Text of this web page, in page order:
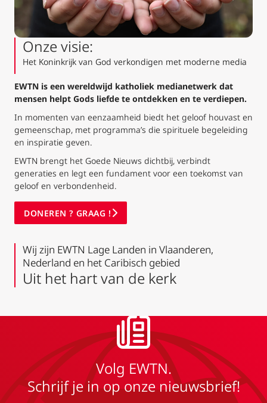
Onze visie:
Het Koninkrijk van God verkondigen met moderne media
EWTN is een wereldwijd katholiek medianetwerk dat
mensen helpt Gods liefde te ontdekken en te verdiepen.
In momenten van eenzaamheid biedt het geloof houvast en
gemeenschap, met programma’s die spirituele begeleiding
en inspiratie geven.
EWTN brengt het Goede Nieuws dichtbij, verbindt
generaties en legt een fundament voor een toekomst van
geloof en verbondenheid.
DONEREN ? GRAAG !
Wij zijn EWTN Lage Landen in Vlaanderen,
Nederland en het Caribisch gebied
Uit het hart van de kerk
Volg EWTN.
Schrijf je in op onze nieuwsbrief!